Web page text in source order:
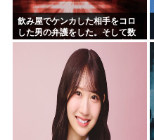
飲み屋でケンカした相手をコロ
した男の弁護をした。そして数
年後、因果応報を思わせる出来